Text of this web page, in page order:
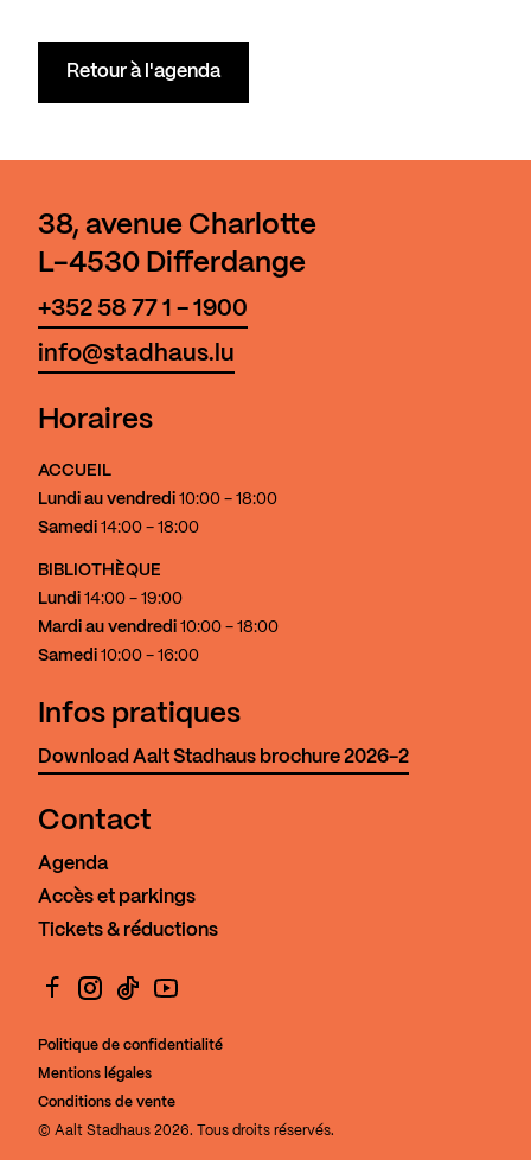
Retour à l'agenda
38, avenue Charlotte
L-4530 Differdange
+352 58 77 1 - 1900
info@stadhaus.lu
Horaires
ACCUEIL
Lundi au vendredi 10:00 - 18:00
Samedi 14:00 - 18:00
BIBLIOTHÈQUE
Lundi 14:00 - 19:00
Mardi au vendredi 10:00 - 18:00
Samedi 10:00 - 16:00
Infos pratiques
Download Aalt Stadhaus brochure 2026-2
Contact
Agenda
Accès et parkings
Tickets & réductions
Politique de confidentialité
Mentions légales
Conditions de vente
© Aalt Stadhaus 2026. Tous droits réservés.